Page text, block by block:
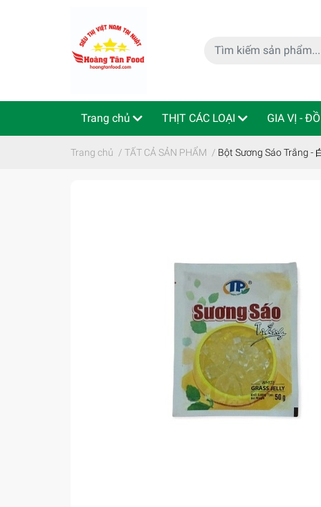
Trang chủ THỊT CÁC LOẠI GIA VỊ -
特定商取引法 Indo - ThaiLan
Trang chủ / TẤT CẢ SẢN PHẨM / Bột Sương Sáo Trắng -